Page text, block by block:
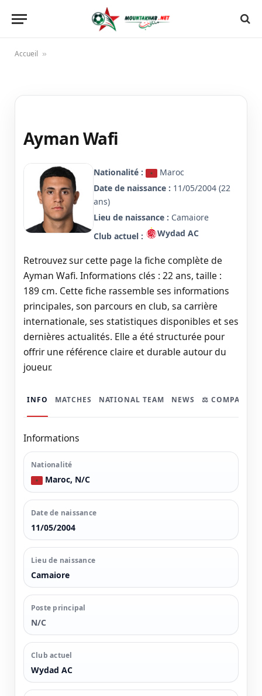
Accueil »
Ayman Wafi
Nationalité :
Maroc
Date de naissance : 11/05/2004 (22
ans)
Lieu de naissance : Camaiore
Club actuel :
Wydad AC
Retrouvez sur cette page la fiche complète de
Ayman Wafi. Informations clés : 22 ans, taille :
189 cm. Cette fiche rassemble ses informations
principales, son parcours en club, sa carrière
internationale, ses statistiques disponibles et ses
dernières actualités. Elle a été structurée pour
offrir une référence claire et durable autour du
joueur.
INFO MATCHES NATIONAL TEAM NEWS ⚖️ COMPARER
Informations
Nationalité
Maroc, N/C
Date de naissance
11/05/2004
Lieu de naissance
Camaiore
Poste principal
N/C
Club actuel
Wydad AC